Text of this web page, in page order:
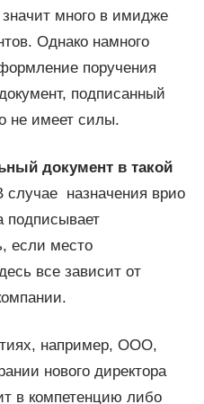
много в имидже
Однако намного
поручения
подписанный
не имеет силы.
документ в такой
случае назначения врио
подписывает
если место
все зависит от
например, ООО,
нового директора
в компетенцию либо